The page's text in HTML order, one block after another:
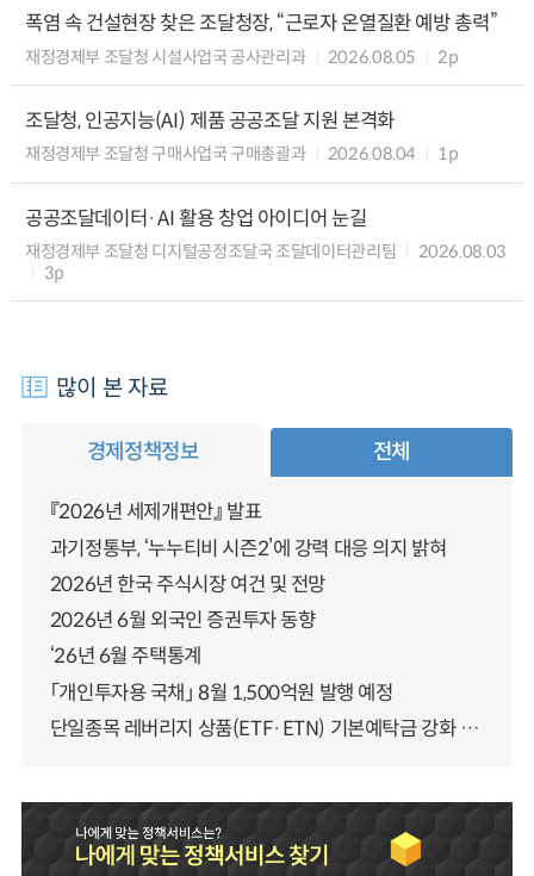
폭염 속 건설현장 찾은 조달청장, “근로자 온열질환 예방 총력”
재정경제부 조달청 시설사업국 공사관리과 2026.08.05 2p
조달청, 인공지능(AI) 제품 공공조달 지원 본격화
재정경제부 조달청 구매사업국 구매총괄과 2026.08.04 1p
공공조달데이터·AI 활용 창업 아이디어 눈길
재정경제부 조달청 디지털공정조달국 조달데이터관리팀
2026.08.03
3p
많이 본 자료
경제정책정보 전체
『2026년 세제개편안』 발표
과기정통부, ‘누누티비 시즌2’에 강력 대응 의지 밝혀
2026년 한국 주식시장 여건 및 전망
2026년 6월 외국인 증권투자 동향
‘26년 6월 주택통계
「개인투자용 국채」 8월 1,500억원 발행 예정
단일종목 레버리지 상품(ETF·ETN) 기본예탁금 강화 조기시행 방안 안내